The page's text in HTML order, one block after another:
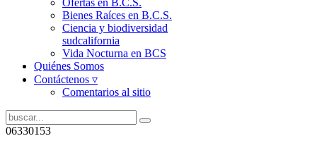
Ofertas en B.C.S.
Bienes Raíces en B.C.S.
Ciencia y biodiversidad
sudcalifornia
Vida Nocturna en BCS
Quiénes Somos
Contáctenos ▿
Comentarios al sitio
06330153